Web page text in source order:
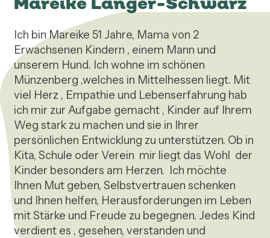
Ich bin Mareike 51 Jahre, Mama von 2
Erwachsenen Kindern , einem Mann und
unserem Hund. Ich wohne im schönen
Münzenberg ,welches in Mittelhessen liegt. Mit
viel Herz , Empathie und Lebenserfahrung hab
ich mir zur Aufgabe gemacht , Kinder auf Ihrem
Weg stark zu machen und sie in Ihrer
persönlichen Entwicklung zu unterstützen. Ob in
Kita, Schule oder Verein  mir liegt das Wohl  der
Kinder besonders am Herzen.  Ich möchte
Ihnen Mut geben, Selbstvertrauen schenken
und Ihnen helfen, Herausforderungen im Leben
mit Stärke und Freude zu begegnen. Jedes Kind
verdient es , gesehen, verstanden und